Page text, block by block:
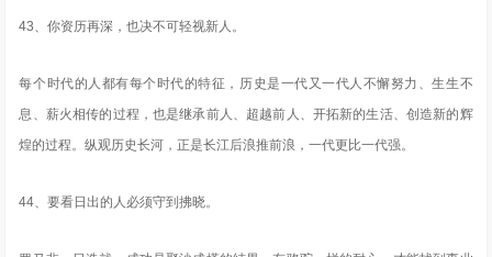
43、你资历再深，也决不可轻视新人。
每个时代的人都有每个时代的特征，历史是一代又一代人不懈努力、生生不
息、薪火相传的过程，也是继承前人、超越前人、开拓新的生活、创造新的辉
煌的过程。纵观历史长河，正是长江后浪推前浪，一代更比一代强。
44、要看日出的人必须守到拂晓。